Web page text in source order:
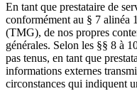
En tant que prestataire de
conformément au § 7 alinéa
(TMG), de nos propres
générales. Selon les §§ 8 à
pas tenus, en tant que
informations externes
circonstances qui indiquent